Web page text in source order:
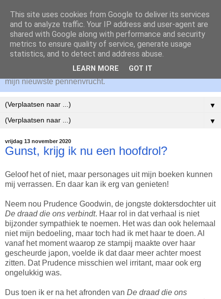
Dineke Epping
Welkom op mijn website! Hier lees je alles over de
(historische) achtergrond voor mijn romans en wat mij
inspireert om te schrijven. Ik houd je graag op de hoogte van
mijn nieuwste pennenvrucht.
▼
▼
vrijdag 13 november 2020
Gunst, krijg ik nu een hoofdrol?
Geloof het of niet, maar personages uit mijn boeken kunnen
mij verrassen. En daar kan ik erg van genieten!
Neem nou Prudence Goodwin, de jongste doktersdochter uit
De draad die ons verbindt. Haar rol in dat verhaal is niet
bijzonder sympathiek te noemen. Het was dan ook helemaal
niet mijn bedoeling, maar toch had ik met haar te doen. Al
vanaf het moment waarop ze stampij maakte over haar
gescheurde japon, voelde ik dat daar meer achter moest
zitten. Dat Prudence misschien wel irritant, maar ook erg
ongelukkig was.
Dus toen ik er na het afronden van De draad die ons
This site uses cookies from Google to deliver its services
and to analyze traffic. Your IP address and user-agent are
shared with Google along with performance and security
metrics to ensure quality of service, generate usage
statistics, and to detect and address abuse.
LEARN MORE GOT IT